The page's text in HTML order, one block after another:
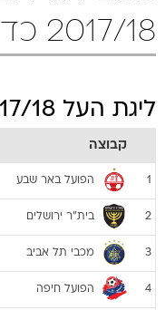
2017/18 כדורגל
ליגת העל 2017/18
קבוצה
1 הפועל באר שבע
2 בית"ר ירושלים
3 מכבי תל אביב
4 הפועל חיפה